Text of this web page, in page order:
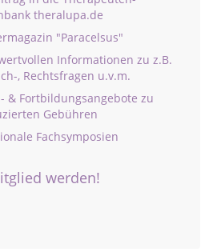
theralupa.de
"Paracelsus"
Informationen zu z.B.
, Rechtsfragen u.v.m.
& Fortbildungsangebote zu
Gebühren
Fachsymposien
werden!